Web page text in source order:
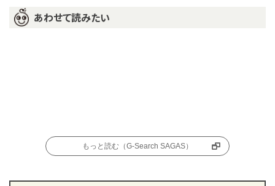
あわせて読みたい
もっと読む（G-Search SAGAS）